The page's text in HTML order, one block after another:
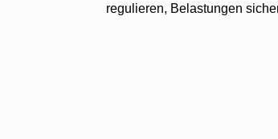
regulieren, Belastungen